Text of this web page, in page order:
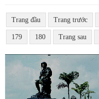
Trang đầu Trang trước
179 180 Trang sau